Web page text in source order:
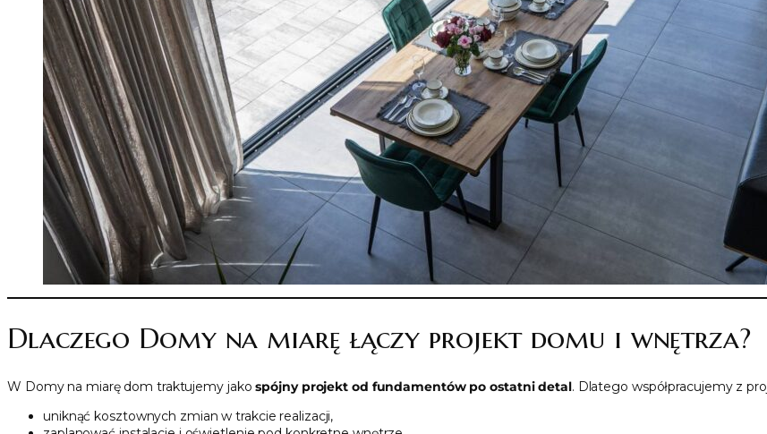
Dlaczego Domy na miarę łączy projekt domu i wnętrza?
W Domy na miarę dom traktujemy jakospójny projekt od fundamentów po ostatni detal. Dlatego współpracujemy z
uniknąć kosztownych zmian w trakcie realizacji,